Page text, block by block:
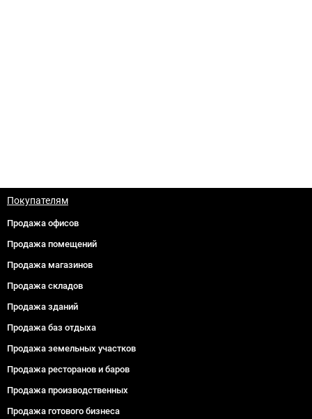
Покупателям
Продажа офисов
Продажа помещений
Продажа магазинов
Продажа складов
Продажа зданий
Продажа баз отдыха
Продажа земельных участков
Продажа ресторанов и баров
Продажа производственных
Продажа готового бизнеса